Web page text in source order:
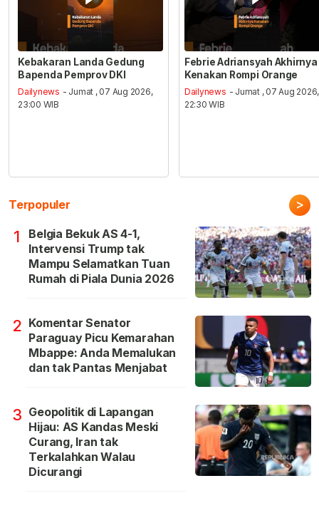
Kebakaran Landa Gedung
Bapenda Pemprov DKI
Dailynews - Jumat , 07 Aug 2026,
23:00 WIB
Febrie Adriansyah Akhirnya
Kenakan Rompi Orange
Dailynews - Jumat , 07 Aug 2026,
22:30 WIB
Terpopuler >
1
Belgia Bekuk AS 4-1,
Intervensi Trump tak
Mampu Selamatkan Tuan
Rumah di Piala Dunia 2026
2 Komentar Senator
Paraguay Picu Kemarahan
Mbappe: Anda Memalukan
dan tak Pantas Menjabat
3 Geopolitik di Lapangan
Hijau: AS Kandas Meski
Curang, Iran tak
Terkalahkan Walau
Dicurangi